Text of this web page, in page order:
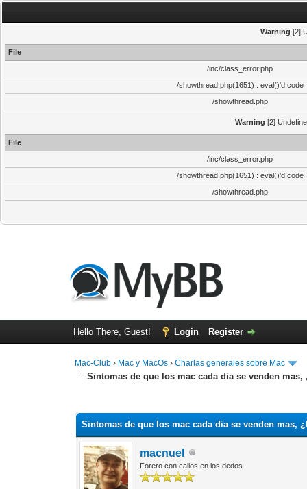
Warning [2]
File
/inc/class_error.php
/showthread.php(1651) : eval()'d code
/showthread.php
Warning [2]
File
/inc/class_error.php
/showthread.php(1651) : eval()'d code
/showthread.php
Hello There, Guest! Login Register
Mac-Club › Mac y MacOs ›Charlas generales sobre Mac
Sintomas de que los mac cada dia se venden
Sintomas de que los mac cada dia se venden mas,
macnuel
Forero con callos en los dedos